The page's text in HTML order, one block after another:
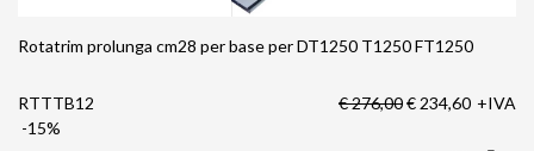
Rotatrim prolunga cm28 per base per DT1250 T1250 FT1250
RTTTB12
-15%
€ 276,00€ 234,60 +IVA